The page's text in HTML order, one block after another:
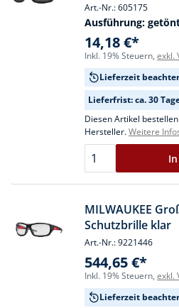
Art.-Nr.: 605175
Ausführung:
14,18 €*
Inkl. 19% Steuern, exkl.
Lieferzeit
Lieferfrist: ca. 30
Diesen Artikel
Hersteller.Weitere
MILWAUKEE
Schutzbrille klar
Art.-Nr.: 9221446
544,65 €*
Inkl. 19% Steuern, exkl.
Lieferzeit